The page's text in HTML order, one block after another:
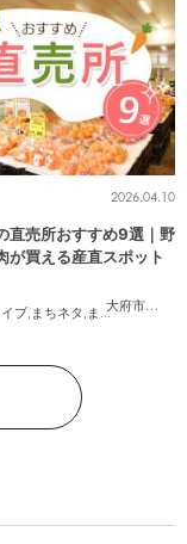
大府市
,知多
2026.04.10
直売所おすすめ9選｜野
が買える産直スポット
イブ まちネタ まとめ記事 ,夫婦